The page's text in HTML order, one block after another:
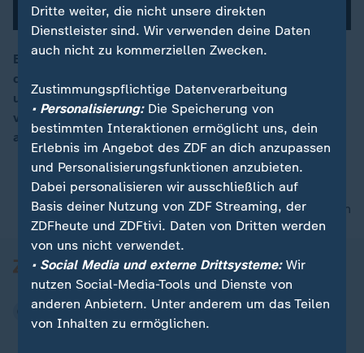
00:06
Eine Ausstellung in der Kunsthalle Emden widmet sich
dem wichtigsten Körperteil: Dem Haupt, dem Kopf,
unserer Schaltzentrale. Ein Raum für Köpfe
verschiedener Künstler, Besucher sollen ihren Kopf
anstrengen.
nach oben
Dritte weiter, die nicht unsere direkten
Dienstleister sind. Wir verwenden deine Daten
auch nicht zu kommerziellen Zwecken.
Zustimmungspflichtige Datenverarbeitung
• Personalisierung:Die Speicherung von
bestimmten Interaktionen ermöglicht uns, dein
Erlebnis im Angebot des ZDF an dich anzupassen
und Personalisierungsfunktionen anzubieten.
Dabei personalisieren wir ausschließlich auf
Basis deiner Nutzung von ZDF Streaming, der
ZDFheute und ZDFtivi. Daten von Dritten werden
von uns nicht verwendet.
• Social Media und externe Drittsysteme:Wir
nutzen Social-Media-Tools und Dienste von
anderen Anbietern. Unter anderem um das Teilen
von Inhalten zu ermöglichen.